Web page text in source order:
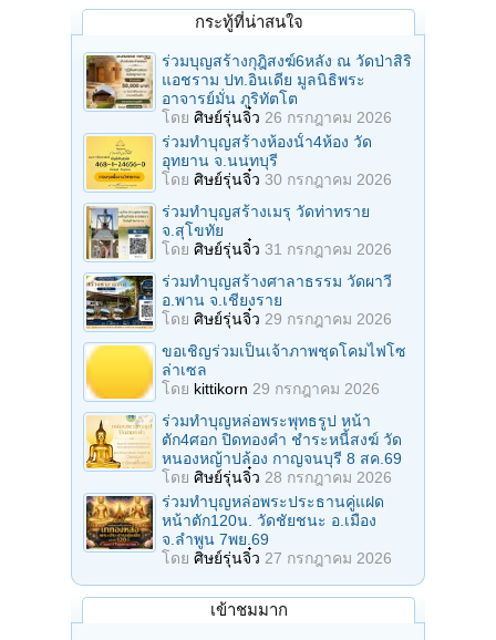
กระทู้ที่น่าสนใจ
ร่วมบุญสร้างกุฎิสงฆ์6หลัง ณ วัดป่าสิริ
แอชราม ปท.อินเดีย มูลนิธิพระ
อาจารย์มั่น ภูริทัตโต
โดย ศิษย์รุ่นจิ๋ว 26 กรกฎาคม 2026
ร่วมทําบุญสร้างห้องนั้า4ห้อง วัด
อุทยาน จ.นนทบุรี
โดย ศิษย์รุ่นจิ๋ว 30 กรกฎาคม 2026
ร่วมทําบุญสร้างเมรุ วัดท่าทราย
จ.สุโขทัย
โดย ศิษย์รุ่นจิ๋ว 31 กรกฎาคม 2026
ร่วมทําบุญสร้างศาลาธรรม วัดผาวี
อ.พาน จ.เชียงราย
โดย ศิษย์รุ่นจิ๋ว 29 กรกฎาคม 2026
ขอเชิญร่วมเป็นเจ้าภาพชุดโคมไฟโซ
ล่าเซล
โดย kittikorn 29 กรกฎาคม 2026
ร่วมทําบุญหล่อพระพุทธรูป หน้า
ตัก4ศอก ปิดทองคํา ชําระหนี้สงฆ์ วัด
หนองหญ้าปล้อง กาญจนบุรี 8 สค.69
โดย ศิษย์รุ่นจิ๋ว 28 กรกฎาคม 2026
ร่วมทําบุญหล่อพระประธานคู่แฝด
หน้าตัก120น. วัดชัยชนะ อ.เมือง
จ.ลำพูน 7พย.69
โดย ศิษย์รุ่นจิ๋ว 27 กรกฎาคม 2026
เข้าชมมาก